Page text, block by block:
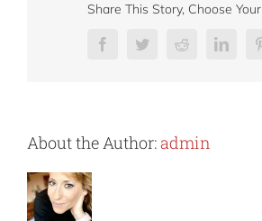
Share This Story, Choose
FacebookTwitterReddit
About the Author:admin